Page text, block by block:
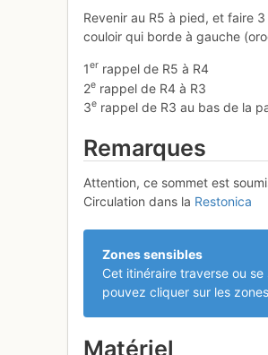
Revenir au R5 à pied, et faire
couloir qui borde à gauche
1er rappel de R5 à R4
2e rappel de R4 à R3
3e rappel de R3 au bas de la
Remarques
Attention, ce sommet est
Circulation dans la Restonica
Zones sensibles
Cet itinéraire traverse ou
pouvez cliquer sur les
Matériel